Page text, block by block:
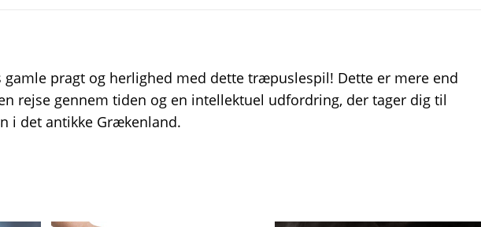
gamle pragt og herlighed med dette træpuslespil! Dette er mere end
rejse gennem tiden og en intellektuel udfordring, der tager dig til
i det antikke Grækenland.